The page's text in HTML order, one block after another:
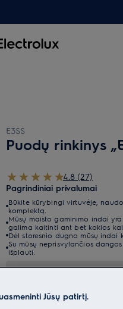
E3SS
Puodų rinkinys
4.8 (27)
Pagrindiniai privalumai
Būkite kūrybingi virtuvėje,
komplektą.
Mūsų maisto gaminimo indai
galima kaitinti ant bet kokios
Dėl storesnio dugno mūsų indai
Su mūsų neprisvylančios
išplauti.
Jūsų patirtį.